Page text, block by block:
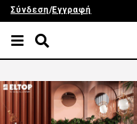
Σύνδεση/Εγγραφή